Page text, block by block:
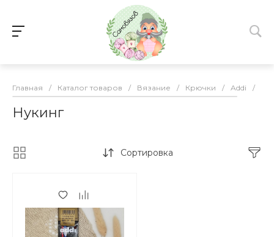
Главная / Каталог товаров / Вязание / Крючки / Addi /
Нукинг
Сортировка